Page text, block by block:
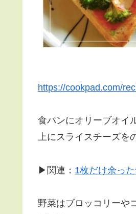
https://cookpad.com/
食パンにオリーブオイ
上にスライスチーズを
▶関連： 1枚だけ余っ
野菜はブロッコリーや